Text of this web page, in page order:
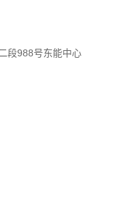
段988号东能中心